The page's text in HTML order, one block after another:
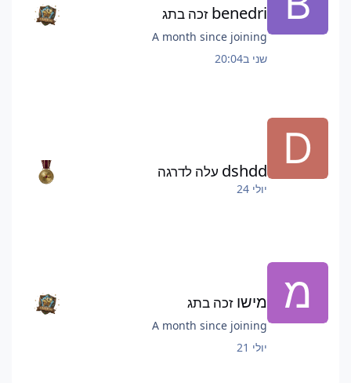
benedri זכה בתג
A month since joining
שני ב20:04
dshdd עלה לדרגה
יולי 24
מישו זכה בתג
A month since joining
יולי 21